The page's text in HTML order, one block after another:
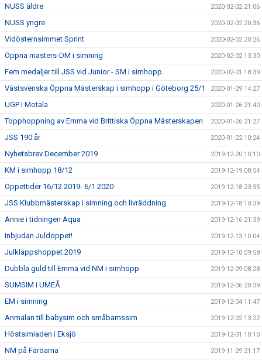
NUSS äldre 2020-02-02 21:06
NUSS yngre 2020-02-02 20:36
Vidösternsimmet Sprint 2020-02-02 20:26
Öppna masters-DM i simning 2020-02-02 13:30
Fem medaljer till JSS vid Junior - SM i simhopp. 2020-02-01 18:39
Västsvenska Öppna Mästerskap i simhopp i Göteborg 25/1 2020-01-29 14:27
UGP i Motala 2020-01-26 21:40
Topphoppning av Emma vid Brittiska Öppna Mästerskapen 2020-01-26 21:27
JSS 190 år 2020-01-22 10:24
Nyhetsbrev December 2019 2019-12-20 10:10
KM i simhopp 18/12 2019-12-19 08:54
Öppettider 16/12 2019- 6/1 2020 2019-12-18 23:55
JSS Klubbmästerskap i simning och livräddning 2019-12-18 10:39
Annie i tidningen Aqua 2019-12-16 21:39
Inbjudan Juldoppet! 2019-12-13 10:04
Julklappshoppet 2019 2019-12-10 09:58
Dubbla guld till Emma vid NM i simhopp 2019-12-09 08:28
SUMSIM i UMEÅ 2019-12-06 20:39
EM i simning 2019-12-04 11:47
Anmälan till babysim och småbarnssim 2019-12-02 13:22
Höstsimiaden i Eksjö 2019-12-01 10:10
NM på Färöarna 2019-11-29 21:17